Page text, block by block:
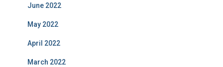
June 2022
May 2022
April 2022
March 2022